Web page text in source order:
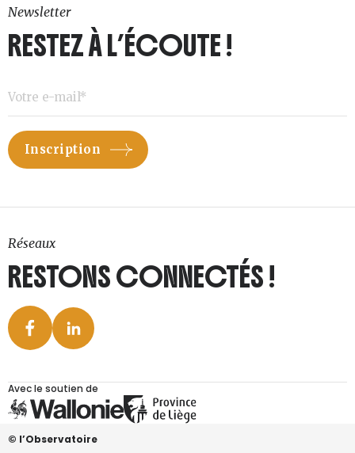
Newsletter
RESTEZ À L’ÉCOUTE !
Réseaux
RESTONS CONNECTÉS !
Avec le soutien de
© l’Observatoire